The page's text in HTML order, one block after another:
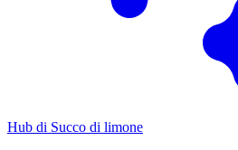
Hub di Succo di limone